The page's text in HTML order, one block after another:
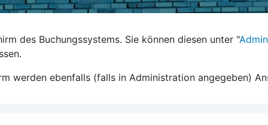
des Buchungssystems. Sie können diesen unter "
werden ebenfalls (falls in Administration angegeben)